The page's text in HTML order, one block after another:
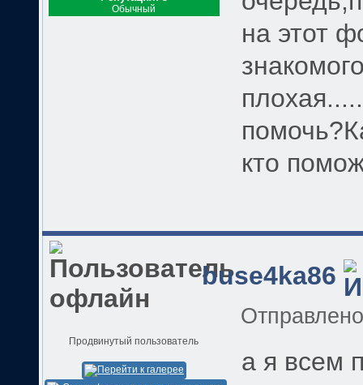
Обычный
на этот
кто
buse4ka86
Продвинутый пользователь
а я всем